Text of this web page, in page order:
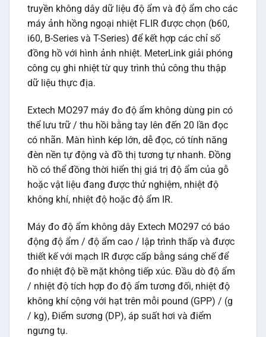
truyền không dây dữ liệu độ ẩm và độ ẩm cho các
máy ảnh hồng ngoại nhiệt FLIR được chọn (b60,
i60, B-Series và T-Series) để kết hợp các chỉ số
đồng hồ với hình ảnh nhiệt. MeterLink giải phóng
công cụ ghi nhiệt từ quy trình thủ công thu thập
dữ liệu thực địa.
Extech MO297 máy đo độ ẩm không dùng pin có
thể lưu trữ / thu hồi bằng tay lên đến 20 lần đọc
có nhãn. Màn hình kép lớn, dễ đọc, có tính năng
đèn nền tự động và đồ thị tương tự nhanh. Đồng
hồ có thể đồng thời hiển thị giá trị độ ẩm của gỗ
hoặc vật liệu đang được thử nghiệm, nhiệt độ
không khí, nhiệt độ hoặc độ ẩm IR.
Máy đo độ ẩm không dây Extech MO297 có báo
động độ ẩm / độ ẩm cao / lập trình thấp và được
thiết kế với mạch IR được cấp bằng sáng chế để
đo nhiệt độ bề mặt không tiếp xúc. Đầu dò độ ẩm
/ nhiệt độ tích hợp đo độ ẩm tương đối, nhiệt độ
không khí cộng với hạt trên mỗi pound (GPP) / (g
/ kg), Điểm sương (DP), áp suất hơi và điểm
ngưng tụ.